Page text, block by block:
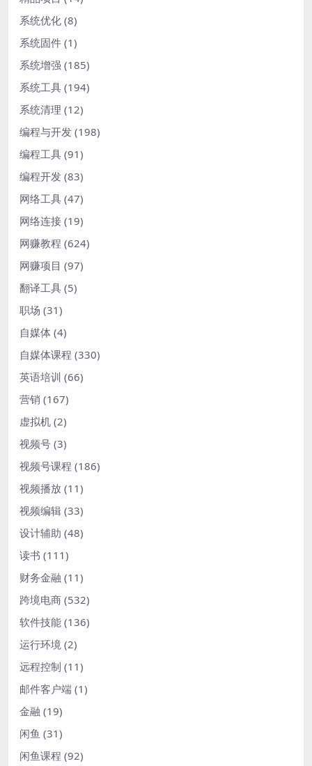
系统优化 (8)
系统固件 (1)
系统增强 (185)
系统工具 (194)
系统清理 (12)
编程与开发 (198)
编程工具 (91)
编程开发 (83)
网络工具 (47)
网络连接 (19)
网赚教程 (624)
网赚项目 (97)
翻译工具 (5)
职场 (31)
自媒体 (4)
自媒体课程 (330)
英语培训 (66)
营销 (167)
虚拟机 (2)
视频号 (3)
视频号课程 (186)
视频播放 (11)
视频编辑 (33)
设计辅助 (48)
读书 (111)
财务金融 (11)
跨境电商 (532)
软件技能 (136)
运行环境 (2)
远程控制 (11)
邮件客户端 (1)
金融 (19)
闲鱼 (31)
闲鱼课程 (92)